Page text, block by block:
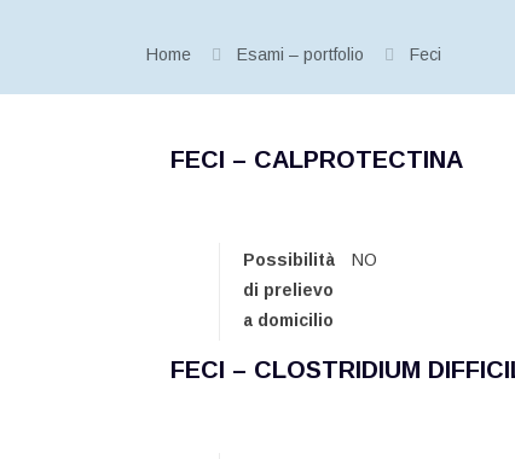
Home Esami – portfolio Feci
FECI – CALPROTECTINA
Possibilità
di prelievo
a domicilio
NO
FECI – CLOSTRIDIUM